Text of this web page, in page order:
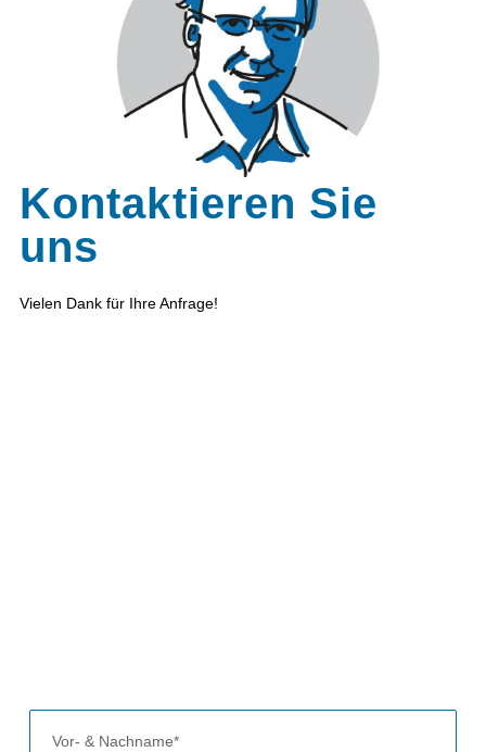
Kontaktieren Sie
uns
Vielen Dank für Ihre Anfrage!